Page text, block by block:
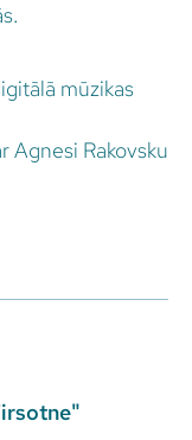
mūzikas
Agnesi Rakovsku